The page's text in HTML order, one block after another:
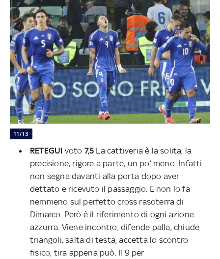
11/13
RETEGUI voto 7,5 La cattiveria è la solita, la
precisione, rigore a parte, un po’ meno. Infatti
non segna davanti alla porta dopo aver
dettato e ricevuto il passaggio. E non lo fa
nemmeno sul perfetto cross rasoterra di
Dimarco. Però è il riferimento di ogni azione
azzurra. Viene incontro, difende palla, chiude
triangoli, salta di testa, accetta lo scontro
fisico, tira appena può. Il 9 per